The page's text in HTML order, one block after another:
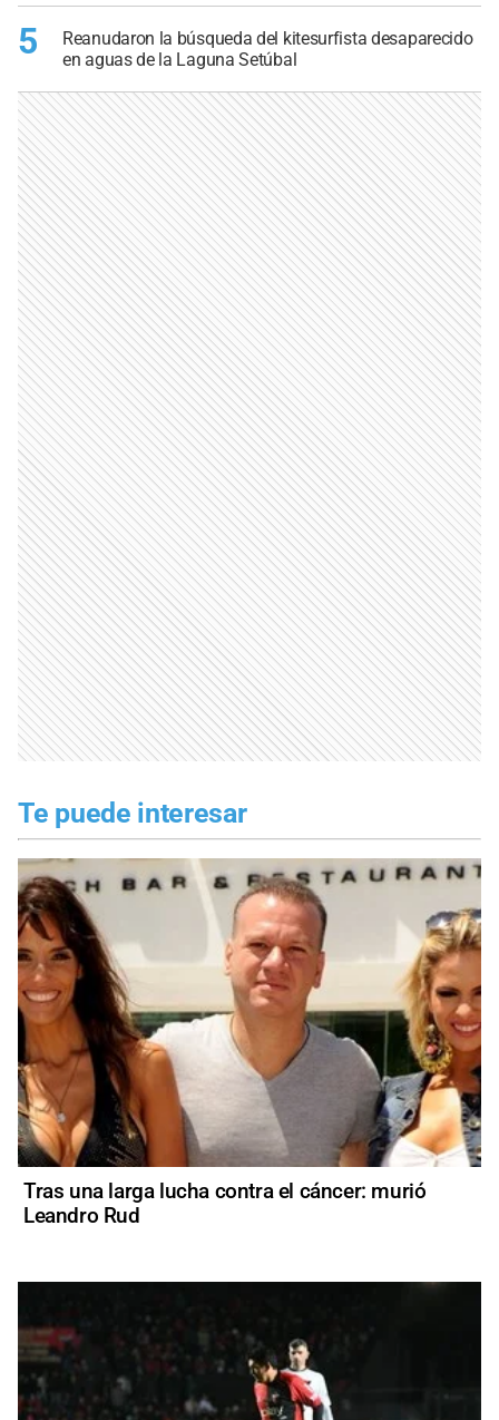
5
Reanudaron la búsqueda del kitesurfista desaparecido
en aguas de la Laguna Setúbal
Te puede interesar
Tras una larga lucha contra el cáncer: murió
Leandro Rud